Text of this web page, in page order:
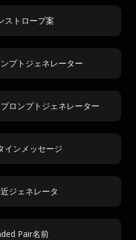
ストロープ案
プトジェネレーター
ロンプトジェネレーター
インメッセージ
ジェネレータ
Pair名前